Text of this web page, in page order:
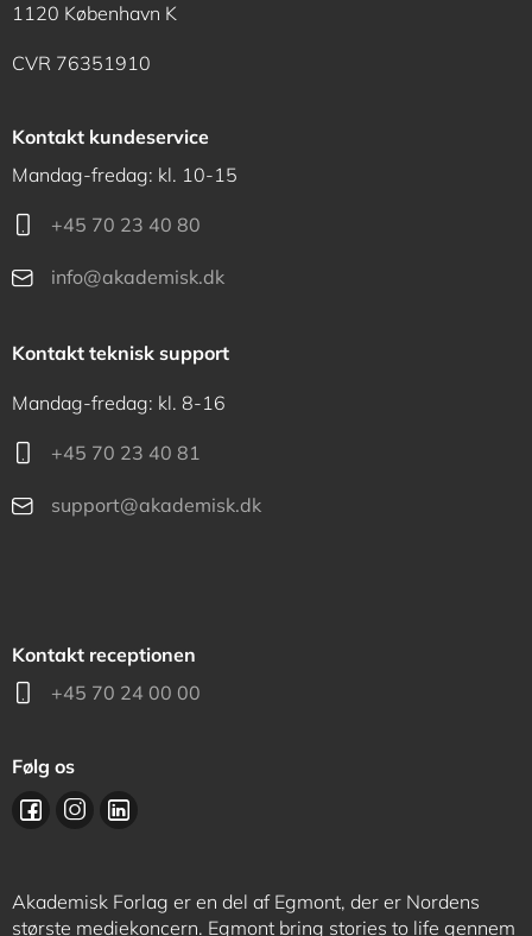
1120 København K
CVR 76351910
Kontakt kundeservice
Mandag-fredag: kl. 10-15
+45 70 23 40 80
info@akademisk.dk
Kontakt teknisk support
Mandag-fredag: kl. 8-16
+45 70 23 40 81
support@akademisk.dk
Kontakt receptionen
+45 70 24 00 00
Følg os
Akademisk Forlag er en del af Egmont, der er Nordens
største mediekoncern. Egmont bring stories to life gennem